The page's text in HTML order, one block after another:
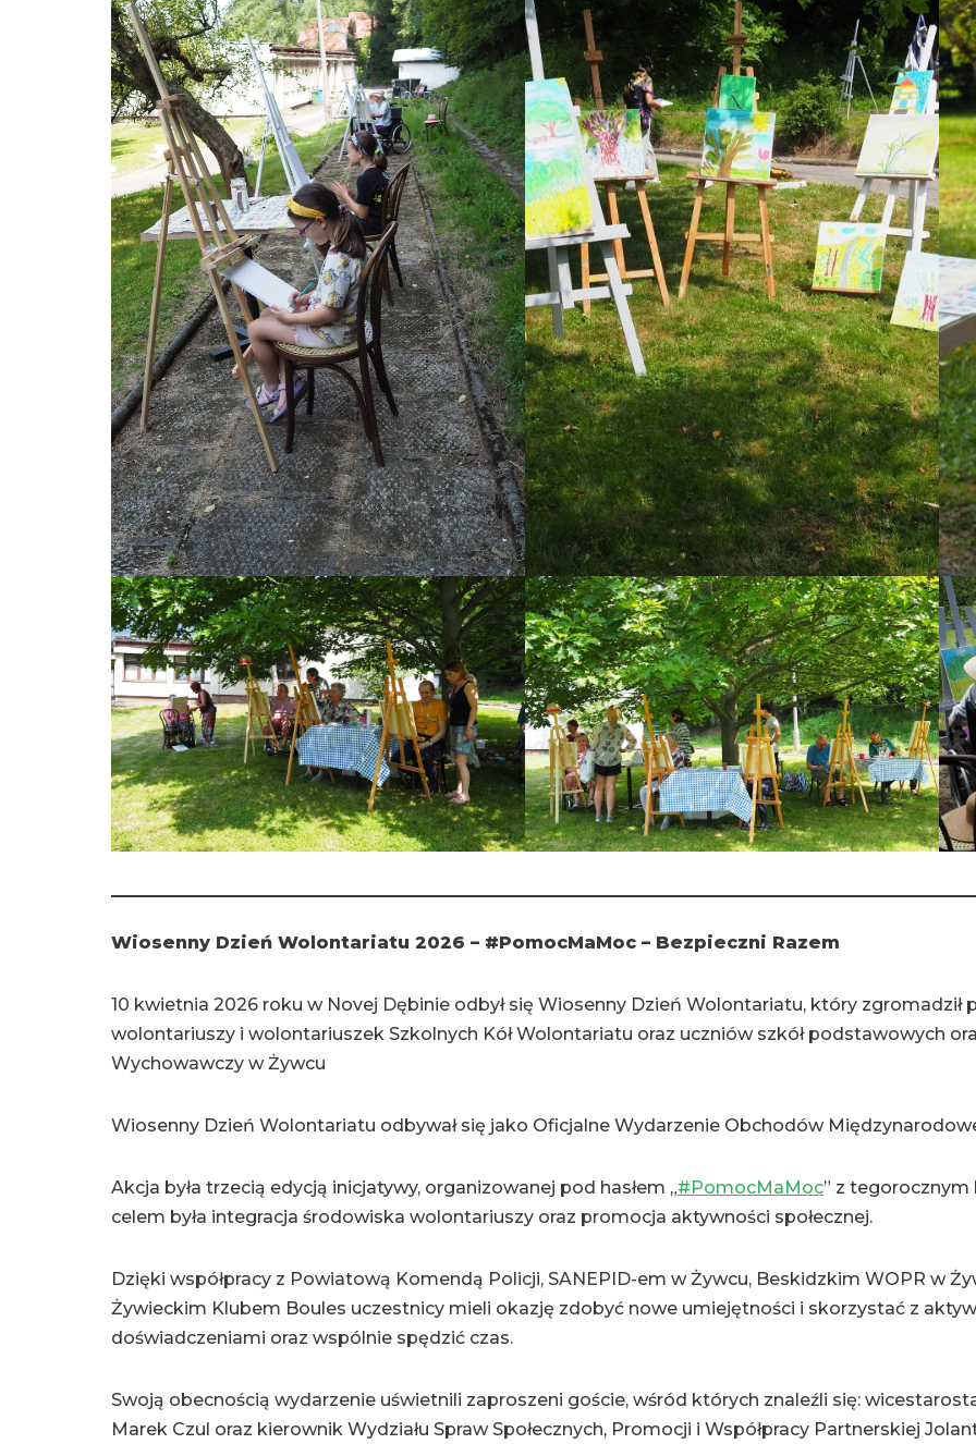
Wiosenny Dzień Wolontariatu 2026 – #PomocMaMoc – Bezpieczni Razem
10 kwietnia 2026 roku w Novej Dębinie odbył się Wiosenny Dzień Wolontariatu, który zgromadził
wolontariuszy i wolontariuszek Szkolnych Kół Wolontariatu oraz uczniów szkół podstawowych
Wychowawczy w Żywcu
Wiosenny Dzień Wolontariatu odbywał się jako Oficjalne Wydarzenie Obchodów
Akcja była trzecią edycją inicjatywy, organizowanej pod hasłem „#PomocMaMoc” z tegorocznym
celem była integracja środowiska wolontariuszy oraz promocja aktywności społecznej.
Dzięki współpracy z Powiatową Komendą Policji, SANEPID-em w Żywcu, Beskidzkim WOPR w
Żywieckim Klubem Boules uczestnicy mieli okazję zdobyć nowe umiejętności i skorzystać z
doświadczeniami oraz wspólnie spędzić czas.
Swoją obecnością wydarzenie uświetnili zaproszeni goście, wśród których znaleźli się:
Marek Czul oraz kierownik Wydziału Spraw Społecznych, Promocji i Współpracy Partnerskiej